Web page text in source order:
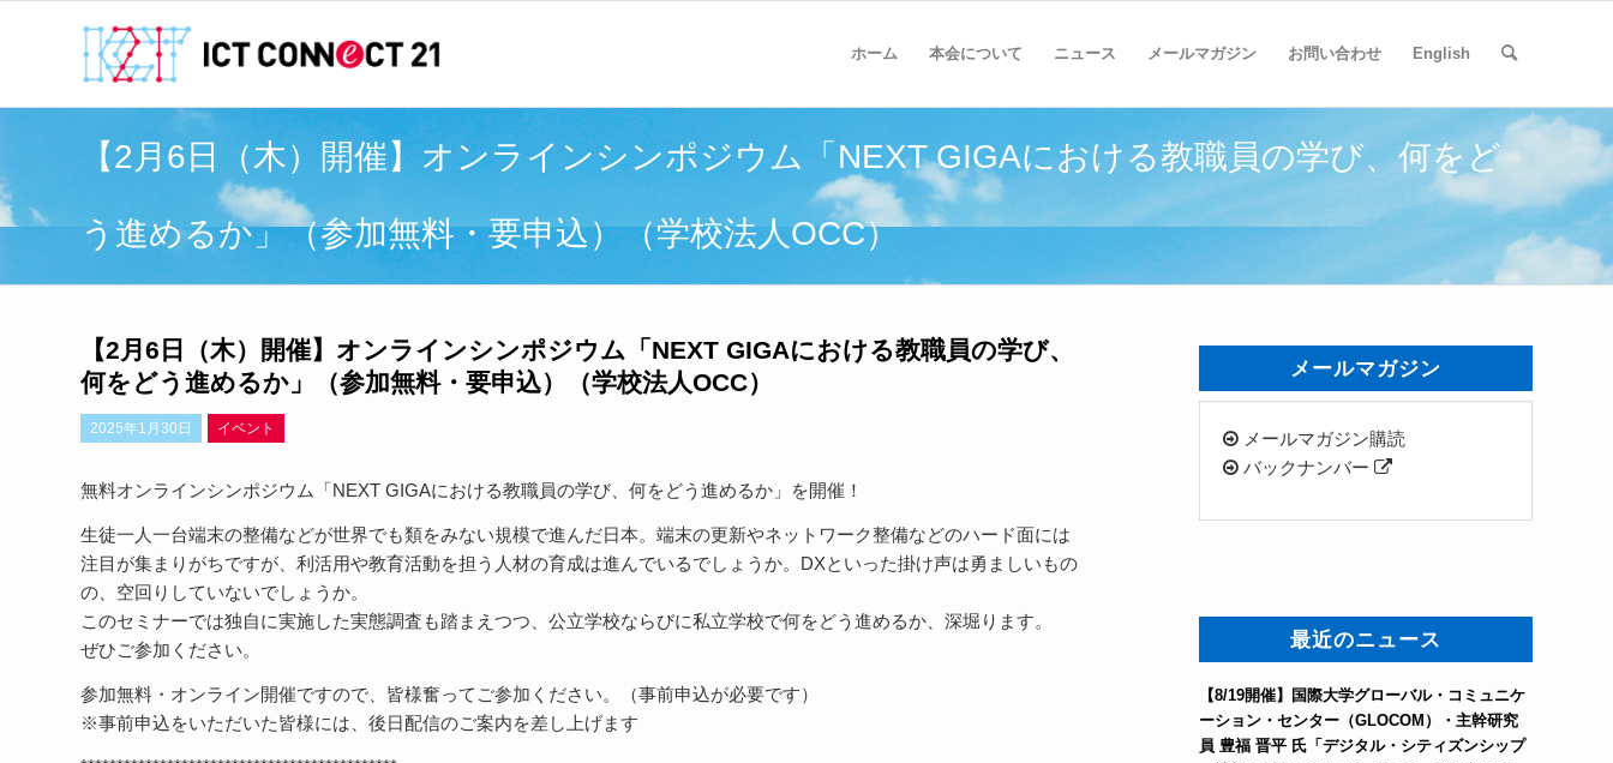
ホーム 本会について ニュース メールマガジン お問い合わせ English
【2月6日（木）開催】オンラインシンポジウム「NEXT GIGAにおける教職員の学び、何をど
う進めるか」（参加無料・要申込）（学校法人OCC）
【2月6日（木）開催】オンラインシンポジウム「NEXT GIGAにおける教職員の学び、
何をどう進めるか」（参加無料・要申込）（学校法人OCC）
2025年1月30日 イベント
無料オンラインシンポジウム「NEXT GIGAにおける教職員の学び、何をどう進めるか」を開催！
生徒一人一台端末の整備などが世界でも類をみない規模で進んだ日本。端末の更新やネットワーク整備などのハード面には
注目が集まりがちですが、利活用や教育活動を担う人材の育成は進んでいるでしょうか。DXといった掛け声は勇ましいもの
の、空回りしていないでしょうか。
このセミナーでは独自に実施した実態調査も踏まえつつ、公立学校ならびに私立学校で何をどう進めるか、深堀ります。
ぜひご参加ください。
参加無料・オンライン開催ですので、皆様奮ってご参加ください。（事前申込が必要です）
※事前申込をいただいた皆様には、後日配信のご案内を差し上げます
メールマガジン
メールマガジン購読
バックナンバー
最近のニュース
【8/19開催】国際大学グローバル・コミュニケ
ーション・センター（GLOCOM）・主幹研究
員 豊福 晋平 氏「デジタル・シティズンシップ